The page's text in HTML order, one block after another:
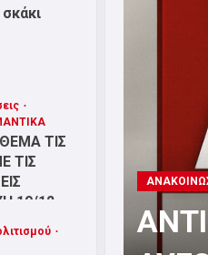
6
ΤΙΣ
ΤΙΣ
19/12,